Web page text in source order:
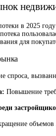
в 2025
для
спроса,
Повышение
объемов